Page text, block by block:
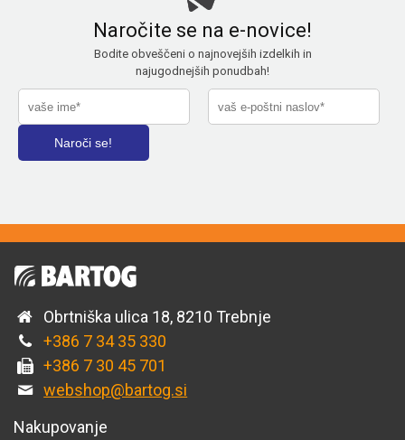
Naročite se na e-novice!
Bodite obveščeni o najnovejših izdelkih in
najugodnejših ponudbah!
Obrtniška ulica 18, 8210 Trebnje
+386 7 34 35 330
+386 7 30 45 701
webshop@bartog.si
Nakupovanje